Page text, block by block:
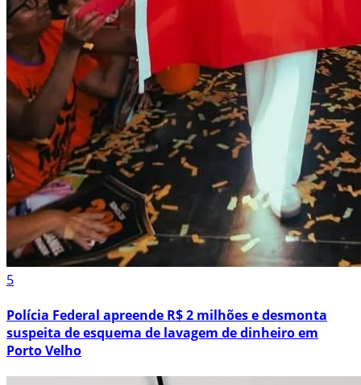
5
Polícia Federal apreende R$ 2 milhões e desmonta
suspeita de esquema de lavagem de dinheiro em
Porto Velho